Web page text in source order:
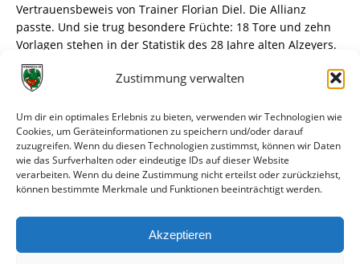
Zustimmung verwalten
Um dir ein optimales Erlebnis zu bieten, verwenden wir Technologien wie
Cookies, um Geräteinformationen zu speichern und/oder darauf
zuzugreifen. Wenn du diesen Technologien zustimmst, können wir Daten
wie das Surfverhalten oder eindeutige IDs auf dieser Website
verarbeiten. Wenn du deine Zustimmung nicht erteilst oder zurückziehst,
können bestimmte Merkmale und Funktionen beeinträchtigt werden.
Akzeptieren
Vertrauensbeweis von Trainer Florian Diel. Die Allianz
passte. Und sie trug besondere Früchte: 18 Tore und zehn
Vorlagen stehen in der Statistik des 28 Jahre alten Alzeyers.
Doch ausruhen wollte er sich nicht darauf. Stattdessen
folgte er dem Ruf von Wormatia Worms. „Es ist das Ziel
eines jeden Sportlers, sich weiterzuentwickeln“, begründet
der Zehner seine Entscheidung, sich aus dem gemachten
Nest in ein neues Abenteuer zu stürzen. Hinzu kam, dass
Anouar Ddaou bei ihm anklopfte. Sie kannten sich aus
gemeinsamen Zeiten beim SV Gonsenheim (2022/23). Dass
ein anderes Thema.
weiterlesen